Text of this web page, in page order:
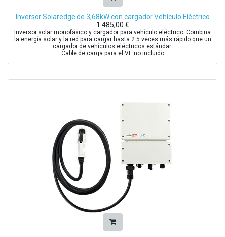
Inversor Solaredge de 3,68kW con cargador Vehículo Eléctrico
1.485,00 €
Inversor solar monofásico y cargador para vehículo eléctrico. Combina
la energía solar y la red para cargar hasta 2.5 veces más rápido que un
cargador de vehículos eléctricos estándar.
Cable de carga para el VE no incluido